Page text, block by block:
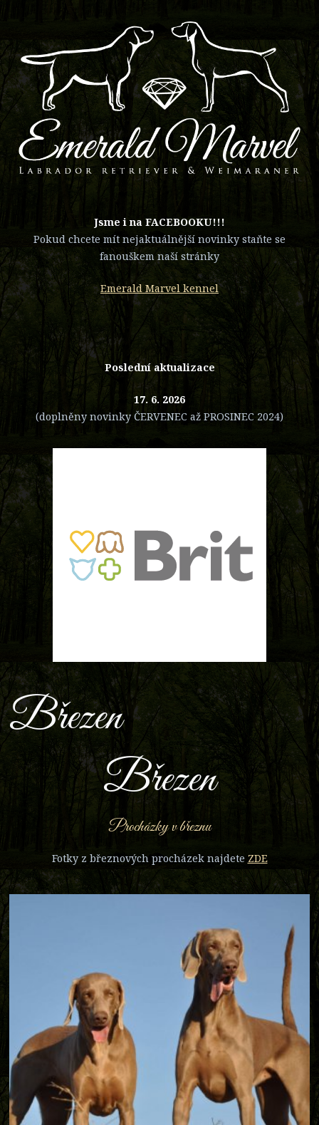
​Jsme i na FACEBOOKU!!!
Pokud chcete mít nejaktuálnější novinky staňte se
fanouškem naší stránky
Emerald Marvel kennel
Poslední aktualizace
17. 6. 2026
(doplněny novinky ČERVENEC až PROSINEC 2024)
Březen
Březen
Procházky v březnu
Fotky z březnových procházek najdete ZDE